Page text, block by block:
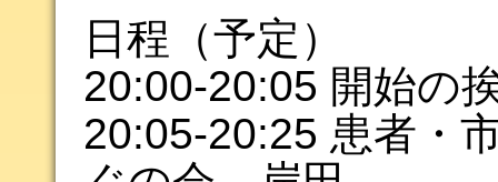
日程（予定）
20:00-20:05 開始の
20:05-20:25 患者・